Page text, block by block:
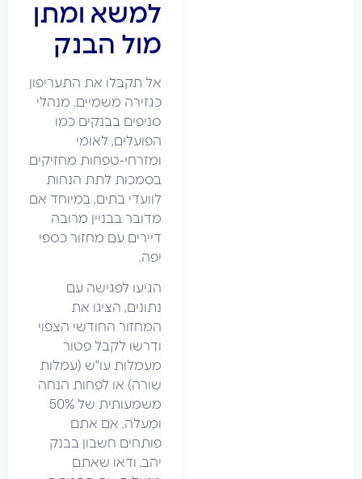
למשא ומתן
מול הבנק
אל תקבלו את התעריפון
כגזירה משמיים. מנהלי
סניפים בבנקים כמו
הפועלים, לאומי
ומזרחי-טפחות מחזיקים
בסמכות לתת הנחות
לוועדי בתים, במיוחד אם
מדובר בבניין מרובה
דיירים עם מחזור כספי
יפה.
הגיעו לפגישה עם
נתונים, הציגו את
המחזור החודשי הצפוי
ודרשו לקבל פטור
מעמלות עו"ש (עמלות
שורה) או לפחות הנחה
משמעותית של 50%
ומעלה. אם אתם
פותחים חשבון בבנק
יהב, ודאו שאתם